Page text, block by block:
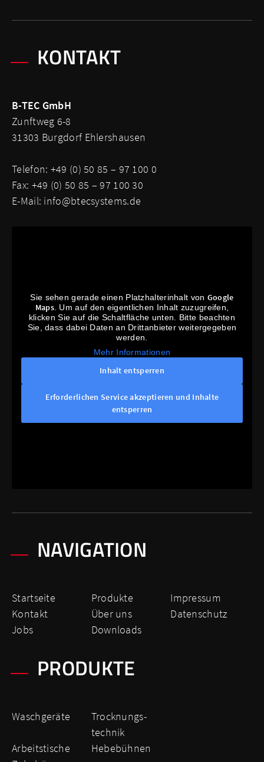
KONTAKT
B-TEC GmbH
Zunftweg 6-8
31303 Burgdorf Ehlershausen
Telefon: +49 (0) 50 85 – 97 100 0
Fax: +49 (0) 50 85 – 97 100 30
E-Mail: info@btecsystems.de
Sie sehen gerade einen Platzhalterinhalt von Google
Maps. Um auf den eigentlichen Inhalt zuzugreifen,
klicken Sie auf die Schaltfläche unten. Bitte beachten
Sie, dass dabei Daten an Drittanbieter weitergegeben
werden.
Mehr Informationen
Inhalt entsperren
Erforderlichen Service akzeptieren und Inhalte
entsperren
NAVIGATION
Startseite Produkte
Impressum
Kontakt
Über uns
Datenschutz
Jobs
Downloads
PRODUKTE
Waschgeräte
Trocknungs­
technik
Arbeitstische
Hebebühnen